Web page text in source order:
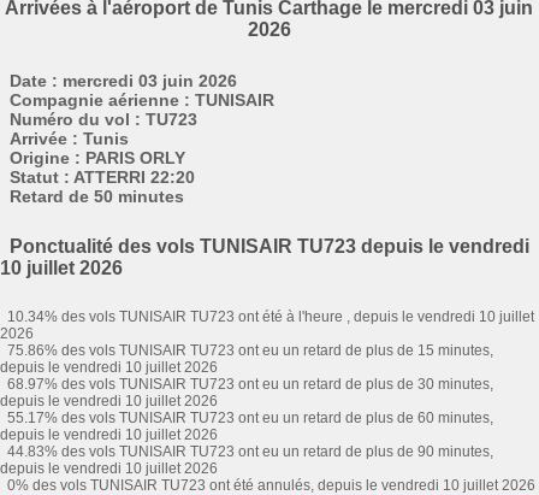
Arrivées à l'aéroport de Tunis Carthage le mercredi 03 juin
2026
Date : mercredi 03 juin 2026
Compagnie aérienne : TUNISAIR
Numéro du vol : TU723
Arrivée : Tunis
Origine : PARIS ORLY
Statut : ATTERRI 22:20
Retard de 50 minutes
Ponctualité des vols TUNISAIR TU723 depuis le vendredi
10 juillet 2026
10.34% des vols TUNISAIR TU723 ont été à l'heure , depuis le vendredi 10 juillet
2026
75.86% des vols TUNISAIR TU723 ont eu un retard de plus de 15 minutes,
depuis le vendredi 10 juillet 2026
68.97% des vols TUNISAIR TU723 ont eu un retard de plus de 30 minutes,
depuis le vendredi 10 juillet 2026
55.17% des vols TUNISAIR TU723 ont eu un retard de plus de 60 minutes,
depuis le vendredi 10 juillet 2026
44.83% des vols TUNISAIR TU723 ont eu un retard de plus de 90 minutes,
depuis le vendredi 10 juillet 2026
0% des vols TUNISAIR TU723 ont été annulés, depuis le vendredi 10 juillet 2026